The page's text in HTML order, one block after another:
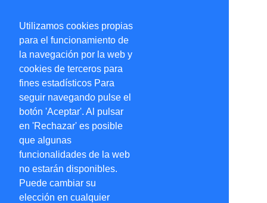
Utilizamos cookies propias
para el funcionamiento de
la navegación por la web y
cookies de terceros para
fines estadísticos Para
seguir navegando pulse el
botón 'Aceptar'. Al pulsar
en 'Rechazar' es posible
que algunas
funcionalidades de la web
no estarán disponibles.
Puede cambiar su
elección en cualquier